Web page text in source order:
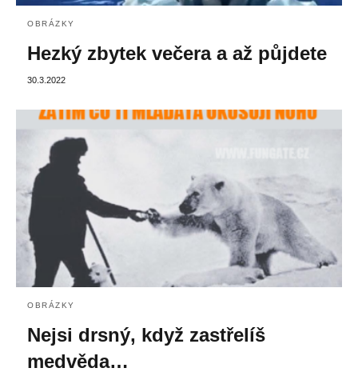
OBRÁZKY
Hezký zbytek večera a až půjdete
30.3.2022
OBRÁZKY
Nejsi drsný, když zastřelíš
medvěda…